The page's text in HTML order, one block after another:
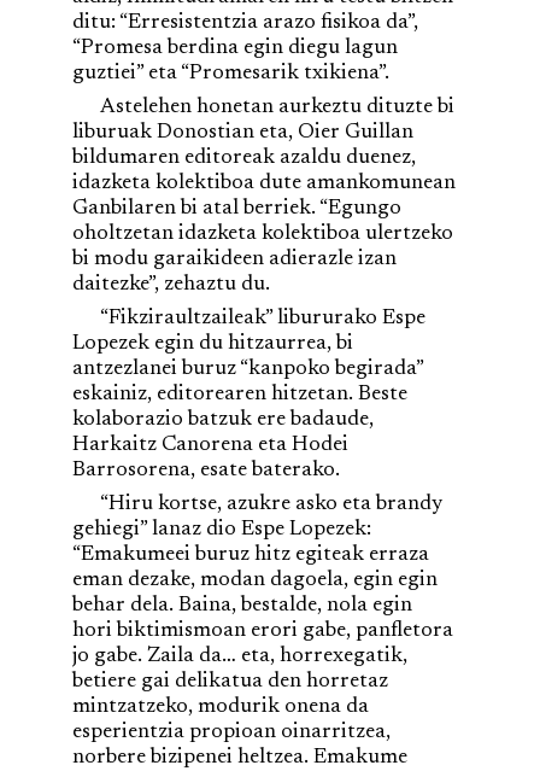
ditu: “Erresistentzia arazo fisikoa da”,
“Promesa berdina egin diegu lagun
guztiei” eta “Promesarik txikiena”.
Astelehen honetan aurkeztu dituzte bi
liburuak Donostian eta, Oier Guillan
bildumaren editoreak azaldu duenez,
idazketa kolektiboa dute amankomunean
Ganbilaren bi atal berriek. “Egungo
oholtzetan idazketa kolektiboa ulertzeko
bi modu garaikideen adierazle izan
daitezke”, zehaztu du.
“Fikziraultzaileak” libururako Espe
Lopezek egin du hitzaurrea, bi
antzezlanei buruz “kanpoko begirada”
eskainiz, editorearen hitzetan. Beste
kolaborazio batzuk ere badaude,
Harkaitz Canorena eta Hodei
Barrosorena, esate baterako.
“Hiru kortse, azukre asko eta brandy
gehiegi” lanaz dio Espe Lopezek:
“Emakumeei buruz hitz egiteak erraza
eman dezake, modan dagoela, egin egin
behar dela. Baina, bestalde, nola egin
hori biktimismoan erori gabe, panfletora
jo gabe. Zaila da… eta, horrexegatik,
betiere gai delikatua den horretaz
mintzatzeko, modurik onena da
esperientzia propioan oinarritzea,
norbere bizipenei heltzea. Emakume